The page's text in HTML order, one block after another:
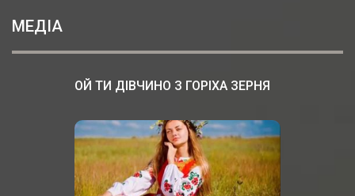
МЕДІА
ОЙ ТИ ДІВЧИНО З ГОРІХА ЗЕРНЯ